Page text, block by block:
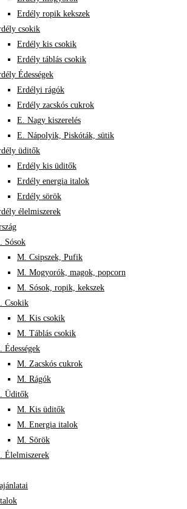
Erdély ropik kekszek
csokik
Erdély kis csokik
Erdély táblás csokik
Édességek
Erdélyi rágók
Erdély zacskós cukrok
E. Nagy kiszerelés
E. Nápolyik, Piskóták, sütik
üditők
Erdély kis üditők
Erdély energia italok
Erdély sörök
élelmiszerek
Sósok
M. Csipszek, Pufik
M. Mogyorók, magok, popcorn
M. Sósok, ropik, kekszek
Csokik
M. Kis csokik
M. Táblás csokik
Édességek
M. Zacskós cukrok
M. Rágók
Üditők
M. Kis üditők
M. Energia italok
M. Sörök
Élelmiszerek